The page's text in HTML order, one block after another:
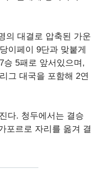
의 대결로 압축된 가운
이페이 9단과 맞붙게
승 5패로 앞서있으며,
그 대국을 포함해 2연
다. 청두에서는 결승
포르로 자리를 옮겨 결